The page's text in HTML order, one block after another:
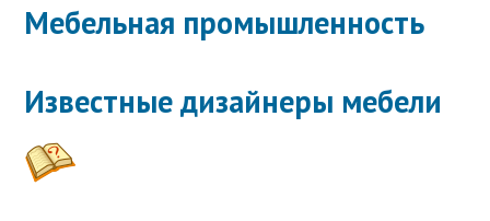
Мебельная промышленность
Известные дизайнеры мебели